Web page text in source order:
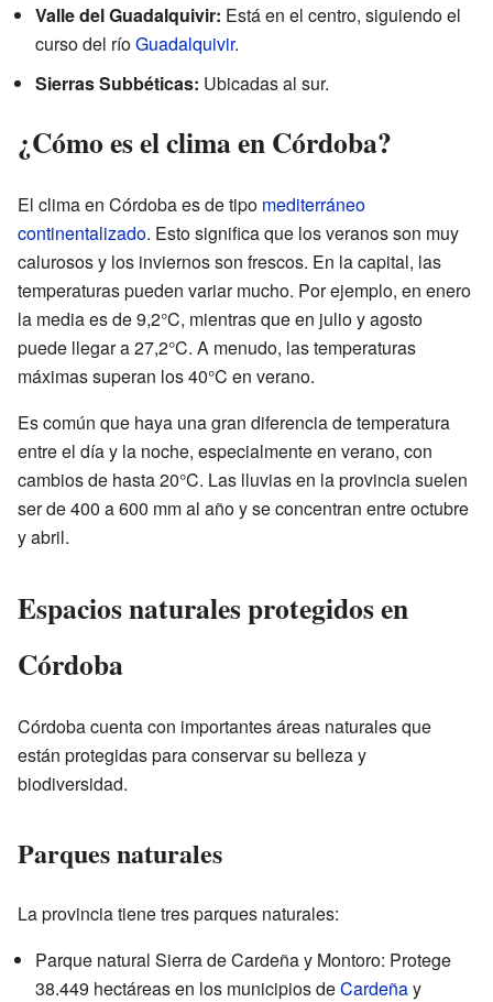
Valle del Guadalquivir: Está en el centro, siguiendo el
curso del ríoGuadalquivir.
Sierras Subbéticas: Ubicadas al sur.
¿Cómo es el clima en Córdoba?
El clima en Córdoba es de tipo mediterráneo
continentalizado. Esto significa que los veranos son muy
calurosos y los inviernos son frescos. En la capital, las
temperaturas pueden variar mucho. Por ejemplo, en enero
la media es de 9,2°C, mientras que en julio y agosto
puede llegar a 27,2°C. A menudo, las temperaturas
máximas superan los 40°C en verano.
Es común que haya una gran diferencia de temperatura
entre el día y la noche, especialmente en verano, con
cambios de hasta 20°C. Las lluvias en la provincia suelen
ser de 400 a 600 mm al año y se concentran entre octubre
y abril.
Espacios naturales protegidos en
Córdoba
Córdoba cuenta con importantes áreas naturales que
están protegidas para conservar su belleza y
biodiversidad.
Parques naturales
La provincia tiene tres parques naturales:
Parque natural Sierra de Cardeña y Montoro: Protege
38.449 hectáreas en los municipios deCardeñay